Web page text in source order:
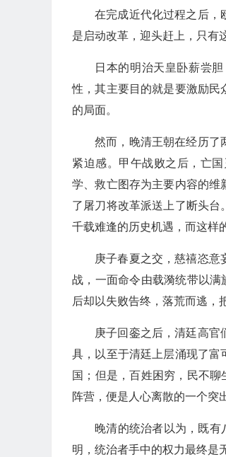
在完成近代化过程之后，
是启动改革，迎头赶上，只有
日本的明治天皇卧薪尝
性，其主要目的就是要激励
的局面。
然而，晚清王朝在经历了
紧迫感。甲午战败之后，亡
学、救亡图存为主要内容的
了屠刀将改革派送上了断头
千载难逢的历史机遇，而这样
庚子春夏之交，慈禧恣
战，一面命令由载漪统带以满
后却以失败告终，落荒而逃，
庚子回銮之后，清廷高
具，以至于清廷上层涌现了
国；但是，百姓困穷，民不
阵营，便是人心离散的一个突
晚清的统治者以为，既有
明，统治者手中的权力最终是